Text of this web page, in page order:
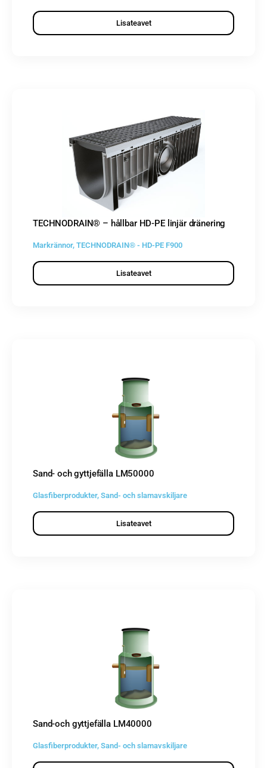
Lisateavet
TECHNODRAIN® – hållbar HD-PE linjär dränering
Markrännor, TECHNODRAIN® - HD-PE F900
Lisateavet
Sand- och gyttjefälla LM50000
Glasfiberprodukter, Sand- och slamavskiljare
Lisateavet
Sand-och gyttjefälla LM40000
Glasfiberprodukter, Sand- och slamavskiljare